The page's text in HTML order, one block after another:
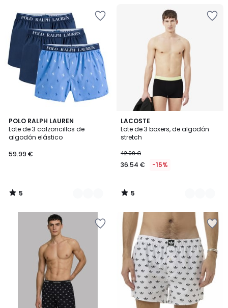
POLO RALPH LAUREN
Lote de 3 calzoncillos de
algodón elástico
59.99 €
5
/
5
2
Colores
5
/
LACOSTE
Lote de 3 boxers, de algodón
stretch
42.99 €
36.54 € -15%
5
/
5
2
Colores
5
/